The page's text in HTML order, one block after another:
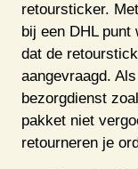
retoursticker.
bij een DHL
dat de
aangevraagd.
bezorgdienst
pakket niet
retourneren je